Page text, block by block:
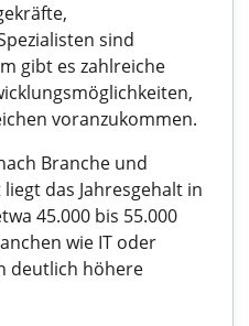
sind
gibt es zahlreiche
voranzukommen.
Branche und
das Jahresgehalt in
45.000 bis 55.000
wie IT oder
deutlich höhere